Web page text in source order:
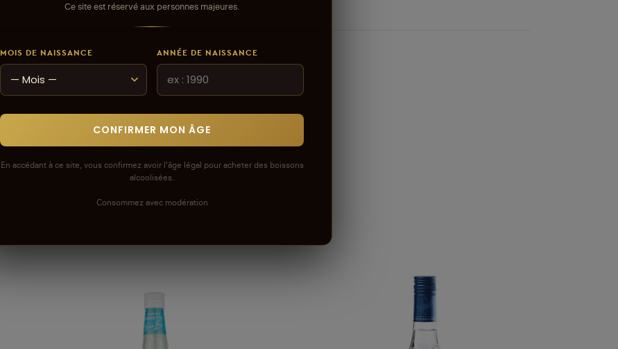
Ce site est réservé aux personnes majeures.
MOIS DE NAISSANCE ANNÉE DE NAISSANCE
CONFIRMER MON ÂGE
En accédant à ce site, vous confirmez avoir l'âge légal pour acheter des boissons
alcoolisées.
Consommez avec modération